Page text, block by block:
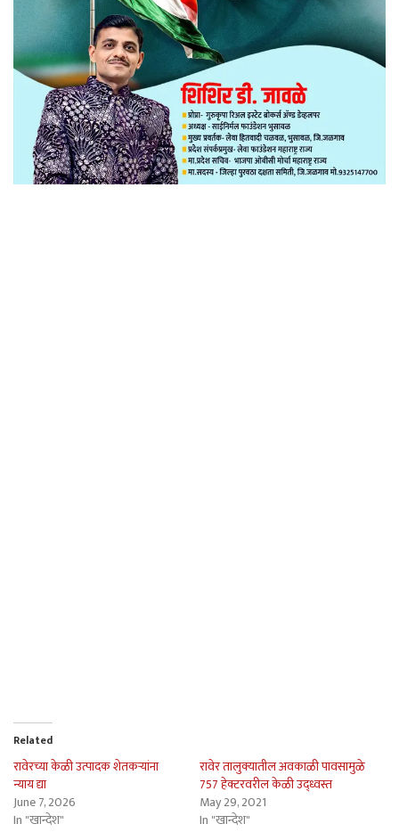
Related
रावेरच्या केळी उत्पादक शेतकर्‍यांना
न्याय द्या
June 7, 2026
In "खान्देश"
रावेर तालुक्यातील अवकाळी पावसामुळे
757 हेक्टरवरील केळी उद्ध्वस्त
May 29, 2021
In "खान्देश"